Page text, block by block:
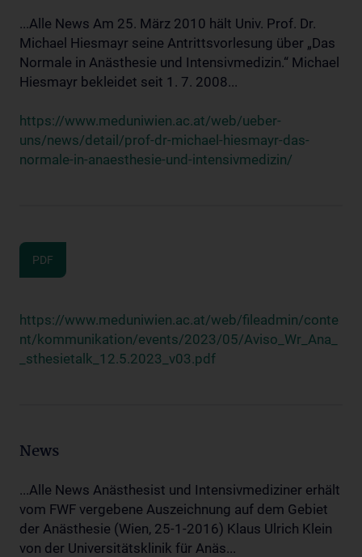
...Alle News Am 25. März 2010 hält Univ. Prof. Dr.
Michael Hiesmayr seine Antrittsvorlesung über „Das
Normale in Anästhesie und Intensivmedizin.“ Michael
Hiesmayr bekleidet seit 1. 7. 2008...
https://www.meduniwien.ac.at/web/ueber-
uns/news/detail/prof-dr-michael-hiesmayr-das-
normale-in-anaesthesie-und-intensivmedizin/
PDF
https://www.meduniwien.ac.at/web/fileadmin/conte
nt/kommunikation/events/2023/05/Aviso_Wr_Ana_
_sthesietalk_12.5.2023_v03.pdf
News
...Alle News Anästhesist und Intensivmediziner erhält
vom FWF vergebene Auszeichnung auf dem Gebiet
der Anästhesie (Wien, 25-1-2016) Klaus Ulrich Klein
von der Universitätsklinik für Anäs...